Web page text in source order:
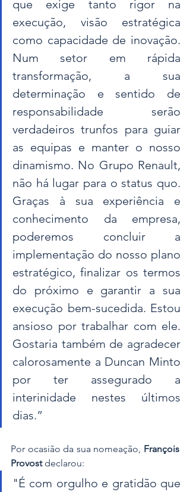
que exige tanto rigor na
execução, visão estratégica
como capacidade de inovação.
Num setor em rápida
transformação, a sua
determinação e sentido de
responsabilidade serão
verdadeiros trunfos para guiar
as equipas e manter o nosso
dinamismo. No Grupo Renault,
não há lugar para o status quo.
Graças à sua experiência e
conhecimento da empresa,
poderemos concluir a
implementação do nosso plano
estratégico, finalizar os termos
do próximo e garantir a sua
execução bem-sucedida. Estou
ansioso por trabalhar com ele.
Gostaria também de agradecer
calorosamente a Duncan Minto
por ter assegurado a
interinidade nestes últimos
dias.”
Por ocasião da sua nomeação, François
Provost declarou:
"É com orgulho e gratidão que